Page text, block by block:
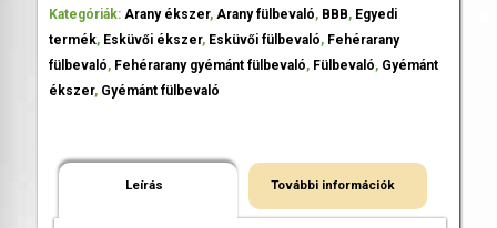
Kategóriák: Arany ékszer, Arany fülbevaló, BBB, Egyedi
termék, Esküvői ékszer, Esküvői fülbevaló, Fehérarany
fülbevaló, Fehérarany gyémánt fülbevaló, Fülbevaló, Gyémánt
ékszer, Gyémánt fülbevaló
Leírás További információk